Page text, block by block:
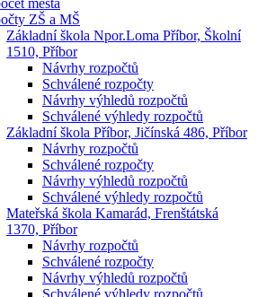
města
ZŠ a MŠ
Základní škola Npor.Loma Příbor, Školní
1510, Příbor
Návrhy rozpočtů
Schválené rozpočty
Návrhy výhledů rozpočtů
Schválené výhledy rozpočtů
Základní škola Příbor, Jičínská 486, Příbor
Návrhy rozpočtů
Schválené rozpočty
Návrhy výhledů rozpočtů
Schválené výhledy rozpočtů
Mateřská škola Kamarád, Frenštátská
1370, Příbor
Návrhy rozpočtů
Schválené rozpočty
Návrhy výhledů rozpočtů
Schválené výhledy rozpočtů